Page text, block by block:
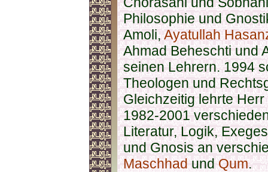
Philosophie und
Amoli,Ayatullah
Ahmad Beheschti und
seinen Lehrern. 1994
Theologen und
Gleichzeitig lehrte
1982-2001
Literatur, Logik,
und Gnosis an
MaschhadundQum.